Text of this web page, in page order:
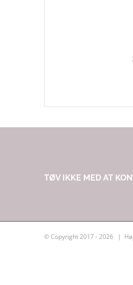
TØV IKKE MED AT
© Copyright 2017 -2026 |